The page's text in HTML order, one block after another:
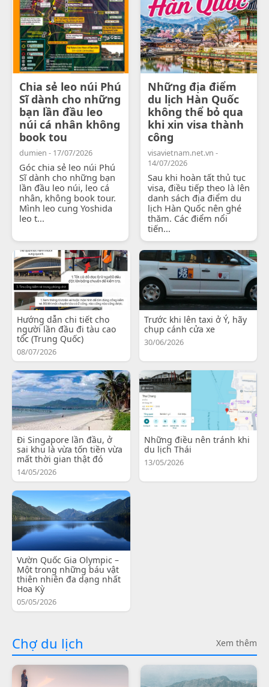
Chia sẻ leo núi Phú
Sĩ dành cho những
bạn lần đầu leo
núi cá nhân không
book tou
dumien - 17/07/2026
Góc chia sẻ leo núi Phú
Sĩ dành cho những bạn
lần đầu leo núi, leo cá
nhân, không book tour.
Mình leo cung Yoshida
leo t...
Những địa điểm
du lịch Hàn Quốc
không thể bỏ qua
khi xin visa thành
công
visavietnam.net.vn -
14/07/2026
Sau khi hoàn tất thủ tục
visa, điều tiếp theo là lên
danh sách địa điểm du
lịch Hàn Quốc nên ghé
thăm. Các điểm nổi
tiến...
Hướng dẫn chi tiết cho
người lần đầu đi tàu cao
tốc (Trung Quốc)
08/07/2026
Trước khi lên taxi ở Ý, hãy
chụp cánh cửa xe
30/06/2026
Đi Singapore lần đầu, ở
sai khu là vừa tốn tiền vừa
mất thời gian thật đó
14/05/2026
Những điều nên tránh khi
du lịch Thái
13/05/2026
Vườn Quốc Gia Olympic –
Một trong những báu vật
thiên nhiên đa dạng nhất
Hoa Kỳ
05/05/2026
Chợ du lịch Xem thêm